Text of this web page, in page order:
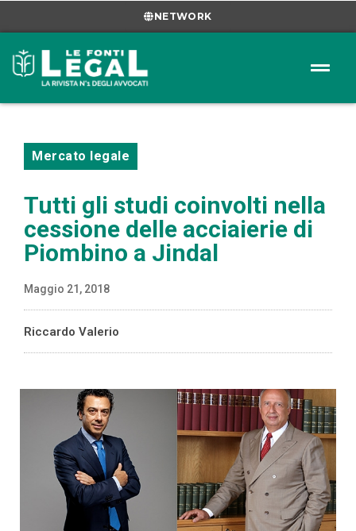
NETWORK
Mercato legale
Tutti gli studi coinvolti nella
cessione delle acciaierie di
Piombino a Jindal
Maggio 21, 2018
Riccardo Valerio